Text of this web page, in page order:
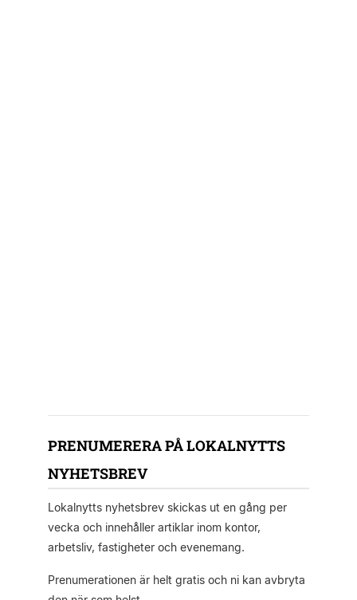
PRENUMERERA PÅ LOKALNYTTS
NYHETSBREV
Lokalnytts nyhetsbrev skickas ut en gång per
vecka och innehåller artiklar inom kontor,
arbetsliv, fastigheter och evenemang.
Prenumerationen är helt gratis och ni kan avbryta